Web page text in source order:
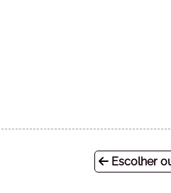
Escolher